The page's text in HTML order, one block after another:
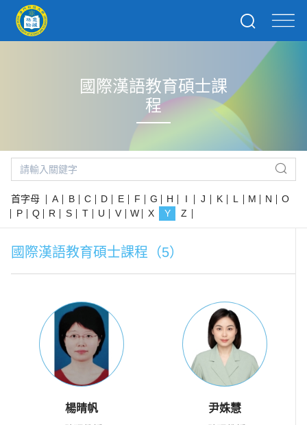
國際漢語教育碩士課
程
首字母 A B C D E F G H I J K L M N
O
P
Q R S T U V W X Y Z
國際漢語教育碩士課程（5）
楊晴帆 尹姝慧